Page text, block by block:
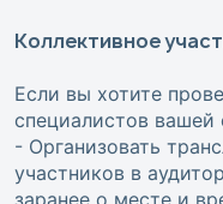
Коллективное
Если вы хотите
специалистов
- Организовать
участников в